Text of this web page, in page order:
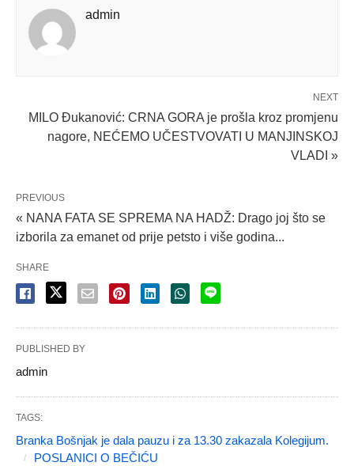
admin
NEXT
MILO Đukanović: CRNA GORA je prošla kroz promjenu
nagore, NEĆEMO UČESTVOVATI U MANJINSKOJ
VLADI »
PREVIOUS
« NANA FATA SE SPREMA NA HADŽ: Drago joj što se
izborila za emanet od prije petsto i više godina...
SHARE
PUBLISHED BY
admin
TAGS:
Branka Bošnjak je dala pauzu i za 13.30 zakazala Kolegijum.
POSLANICI O BEČIĆU